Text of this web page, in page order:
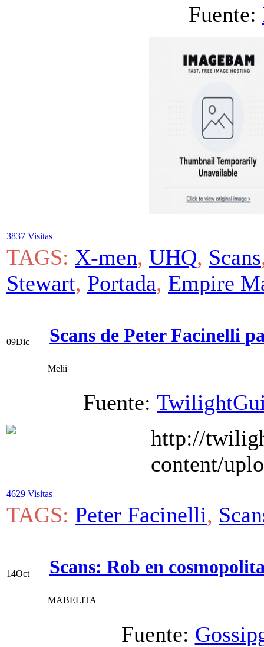
Fuente:
3837 Visitas
TAGS: X-men, UHQ, Scans
Stewart, Portada, Empire
09Dic Scans de Peter Facinelli
Melii
Fuente:
4629 Visitas
TAGS: Peter Facinelli,
14Oct Scans: Rob en
MABELITA
Fuente: